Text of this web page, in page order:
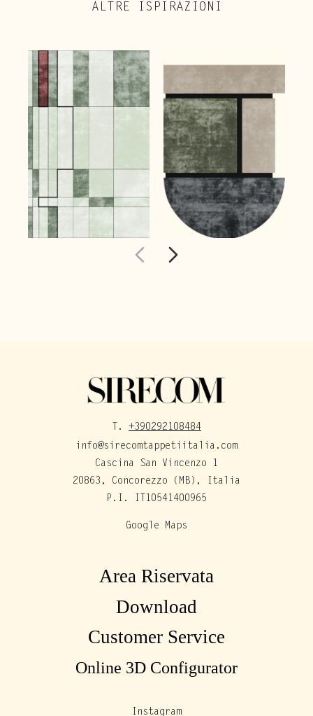
ALTRE ISPIRAZIONI
T. +390292108484
info@sirecomtappetiitalia.com
Cascina San Vincenzo 1
20863, Concorezzo (MB), Italia
P.I. IT10541400965
Google Maps
Instagram
Area Riservata
Download
Customer Service
Online 3D Configurator